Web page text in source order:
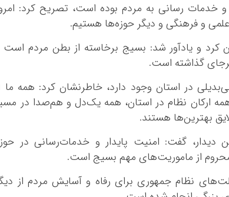
فیلم
گالری
اینفوگرافی
عکس
آذربایجان
ایلام
چهار محال و
خراسان رضوی
خدمات رسانی به مردم بوده است، تصریح کرد:
و فرهنگی و دیگر حوزه‌ها هستیم.
کرد و یادآور شد: بسیج برخاسته از بطن مردم
گذاشته است.
در استان وجود دارد، خاطرنشان کرد: همه ما
همه ارکان نظام در استان، همه یک‌دل و هم‌صدا در
بهترین‌ها هستند.
دیدار، گفت: امنیت پایدار و خدمات‌رسانی در
از ماموریت‌های مهم بسیج است.
نظام جمهوری برای رفاه و آسایش مردم از